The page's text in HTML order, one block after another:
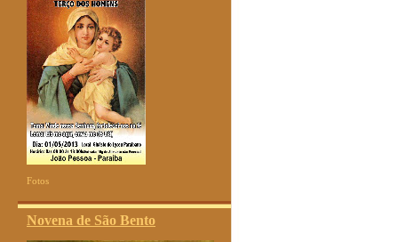
Fotos
Novena de São Bento